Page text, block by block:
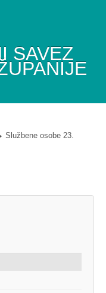
SAVEZ
Službene osobe 23.